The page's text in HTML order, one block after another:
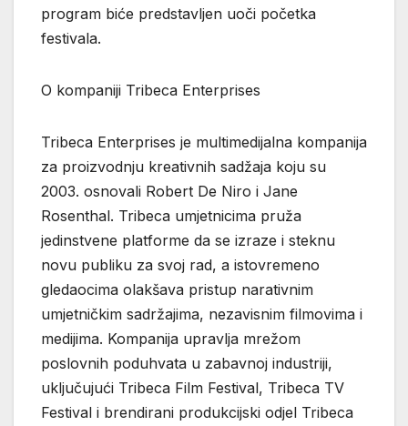
program biće predstavljen uoči početka
festivala.
O kompaniji Tribeca Enterprises
Tribeca Enterprises je multimedijalna kompanija
za proizvodnju kreativnih sadžaja koju su
2003. osnovali Robert De Niro i Jane
Rosenthal. Tribeca umjetnicima pruža
jedinstvene platforme da se izraze i steknu
novu publiku za svoj rad, a istovremeno
gledaocima olakšava pristup narativnim
umjetničkim sadržajima, nezavisnim filmovima i
medijima. Kompanija upravlja mrežom
poslovnih poduhvata u zabavnoj industriji,
uključujući Tribeca Film Festival, Tribeca TV
Festival i brendirani produkcijski odjel Tribeca